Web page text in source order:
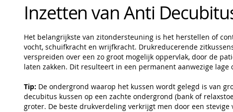
Inzetten van Anti
Het belangrijkste van zitondersteuning is het herstellen of
vocht, schuifkracht en wrijfkracht. Drukreducerende
verspreiden over een zo groot mogelijk oppervlak, door de
laten zakken. Dit resulteert in een permanent aanwezige lage
Tip: De ondergrond waarop het kussen wordt gelegd is van
decubitus kussen op een zachte ondergrond (bank of
groter. De beste drukverdeling verkrijgt men door een